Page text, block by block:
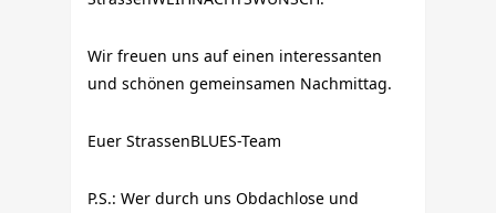
Wir freuen uns auf einen interessanten
und schönen gemeinsamen Nachmittag.
Euer StrassenBLUES-Team
P.S.: Wer durch uns Obdachlose und